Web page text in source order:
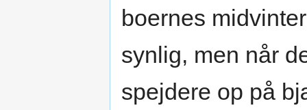
boernes
synlig, men når
spejdere op på